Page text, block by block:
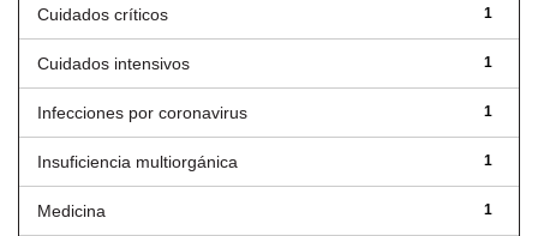
1
Cuidados críticos
1
Cuidados intensivos
1
Infecciones por coronavirus
1
Insuficiencia multiorgánica
1
Medicina